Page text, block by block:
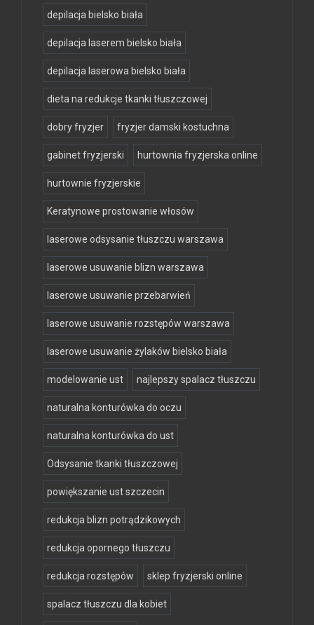
depilacja bielsko biała
depilacja laserem bielsko biała
depilacja laserowa bielsko biała
dieta na redukcje tkanki tłuszczowej
dobry fryzjer fryzjer damski kostuchna
gabinet fryzjerski hurtownia fryzjerska online
hurtownie fryzjerskie
Keratynowe prostowanie włosów
laserowe odsysanie tłuszczu warszawa
laserowe usuwanie blizn warszawa
laserowe usuwanie przebarwień
laserowe usuwanie rozstępów warszawa
laserowe usuwanie żylaków bielsko biała
modelowanie ust najlepszy spalacz tłuszczu
naturalna konturówka do oczu
naturalna konturówka do ust
Odsysanie tkanki tłuszczowej
powiększanie ust szczecin
redukcja blizn potrądzikowych
redukcja opornego tłuszczu
redukcja rozstępów sklep fryzjerski online
spalacz tłuszczu dla kobiet